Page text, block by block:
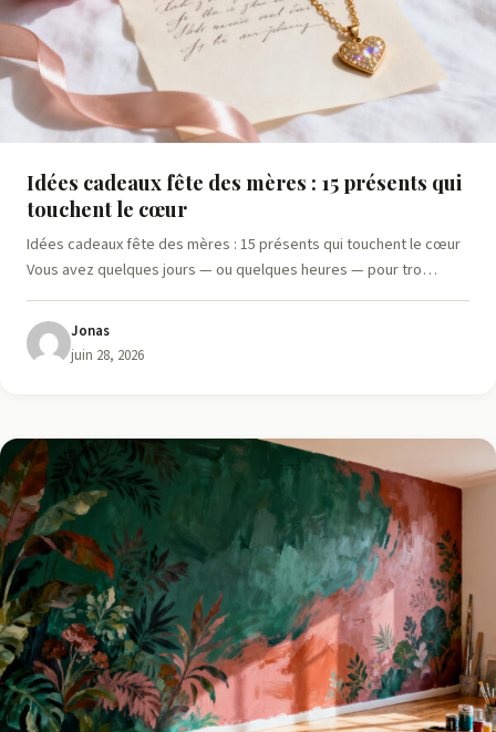
Idées cadeaux fête des mères : 15 présents qui
touchent le cœur
Idées cadeaux fête des mères : 15 présents qui touchent le cœur
Vous avez quelques jours — ou quelques heures — pour tro…
Jonas
juin 28, 2026